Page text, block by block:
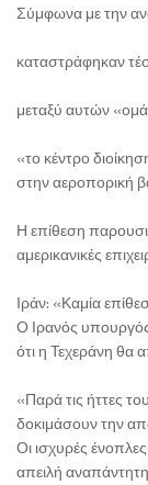
Σύμφωνα με την
καταστράφηκαν
μεταξύ αυτών
«το κέντρο
στην αεροπορική
Η επίθεση
αμερικανικές
Ιράν: «Καμία
Ο Ιρανός
ότι η Τεχεράνη θα
«Παρά τις ήττες
δοκιμάσουν την
Οι ισχυρές
απειλή